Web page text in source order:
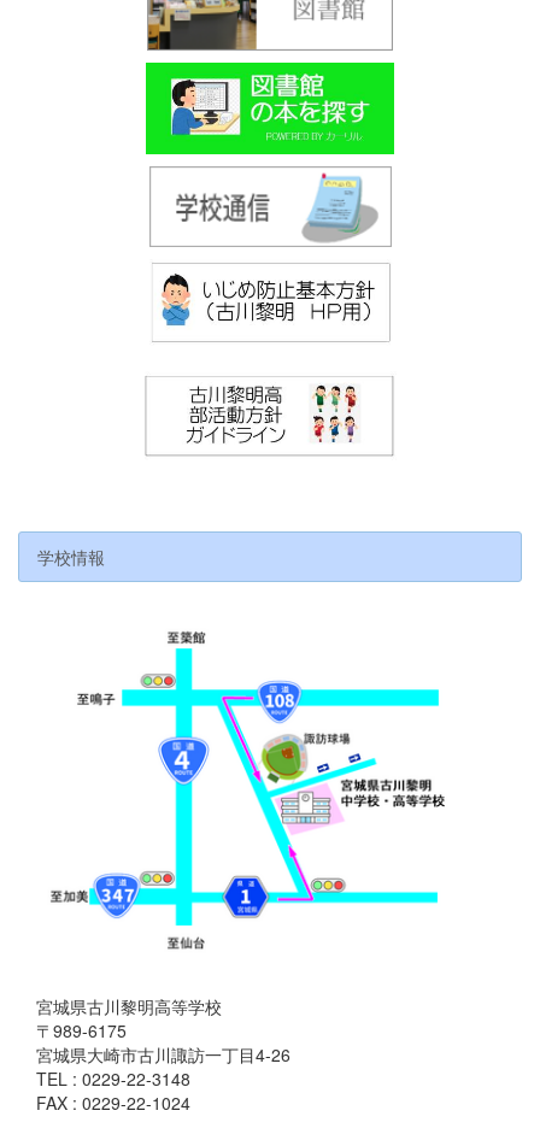
学校情報
宮城県古川黎明高等学校
〒989-6175
宮城県大崎市古川諏訪一丁目4-26
TEL : 0229-22-3148
FAX : 0229-22-1024